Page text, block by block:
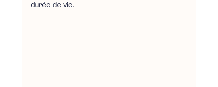
durée de vie.